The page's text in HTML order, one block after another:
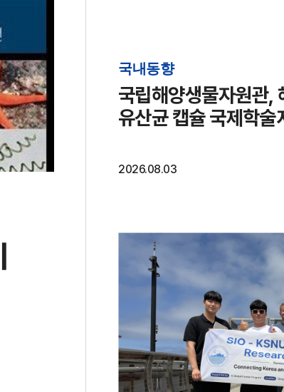
국내동향
국립해양생물자원관,
유산균 캡슐 국제학술
2026.08.03